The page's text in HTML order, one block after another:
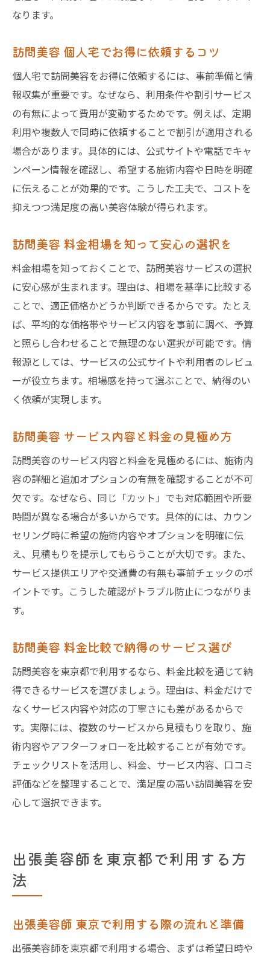
なります。
訪問美容 個人宅でお得に依頼するコツ
個人宅で訪問美容をお得に依頼するには、事前準備と情
報収集が重要です。なぜなら、利用条件や割引サービス
の有無によって費用が変動するためです。例えば、定期
利用や複数人で同時に依頼することで割引が適用される
場合があります。具体的には、公式サイトや電話でキャ
ンペーン情報を確認し、希望する施術内容や日時を明確
に伝えることが効果的です。こうした工夫で、コストを
抑えつつ満足度の高い美容体験が得られます。
訪問美容 料金相場を知って安心の選択を
料金相場を知っておくことで、訪問美容サービスの選択
に安心感が生まれます。理由は、相場を基準に比較する
ことで、適正価格かどうか判断できるからです。たとえ
ば、平均的な価格帯やサービス内容を事前に調べ、予算
と照らし合わせることで無理のない選択が可能です。情
報源としては、サービスの公式サイトや利用者のレビュ
ーが役立ちます。相場感を持って選ぶことで、納得のい
く依頼が実現します。
訪問美容 サービス内容と料金の見極め方
訪問美容のサービス内容と料金を見極めるには、施術内
容の詳細と追加オプションの有無を確認することが不可
欠です。なぜなら、同じ「カット」でも対応範囲や所要
時間が異なる場合が多いからです。具体的には、カウン
セリング時に希望の施術内容やオプションを明確に伝
え、見積もりを提示してもらうことが大切です。また、
サービス提供エリアや交通費の有無も事前チェックのポ
イントです。こうした確認がトラブル防止につながりま
す。
訪問美容 料金比較で納得のサービス選び
訪問美容を東京都で利用するなら、料金比較を通じて納
得できるサービスを選びましょう。理由は、料金だけで
なくサービス内容や対応の丁寧さにも差があるからで
す。実際には、複数のサービスから見積もりを取り、施
術内容やアフターフォローを比較することが有効です。
チェックリストを活用し、料金、サービス内容、口コミ
評価などを整理することで、満足度の高い訪問美容を安
心して選択できます。
出張美容師を東京都で利用する方
法
出張美容師 東京で利用する際の流れと準備
出張美容師を東京都で利用する場合、まずは希望日時や